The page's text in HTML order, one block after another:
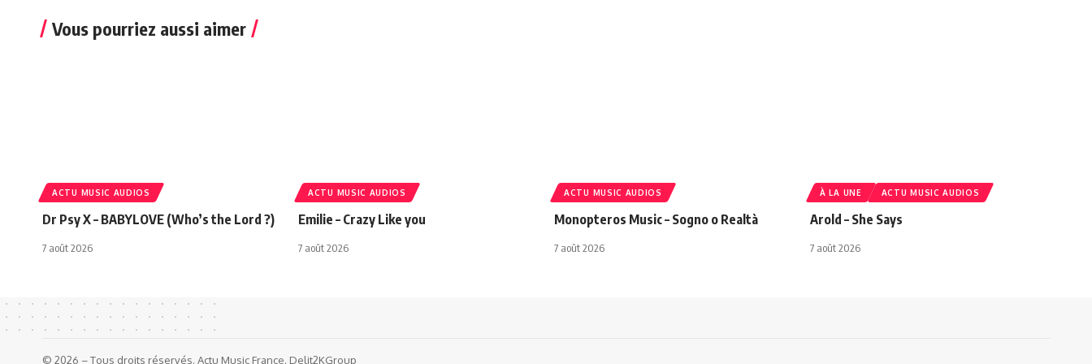
Vous pourriez aussi aimer
ACTU MUSIC AUDIOS
Dr Psy X – BABYLOVE (Who’s the Lord ?)
7 août 2026
ACTU MUSIC AUDIOS
Emilie – Crazy Like you
7 août 2026
ACTU MUSIC AUDIOS
Monopteros Music – Sogno o Realtà
7 août 2026
À LA UNE ACTU MUSIC AUDIOS
Arold – She Says
7 août 2026
© 2026 – Tous droits réservés. Actu Music France. Delit2KGroup